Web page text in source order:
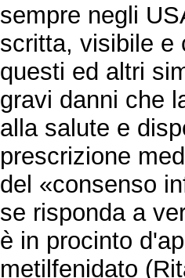
sempre negli
scritta, visibile e
questi ed altri
gravi danni che
alla salute e
prescrizione
del «consenso
se risponda a
è in procinto
metilfenidato